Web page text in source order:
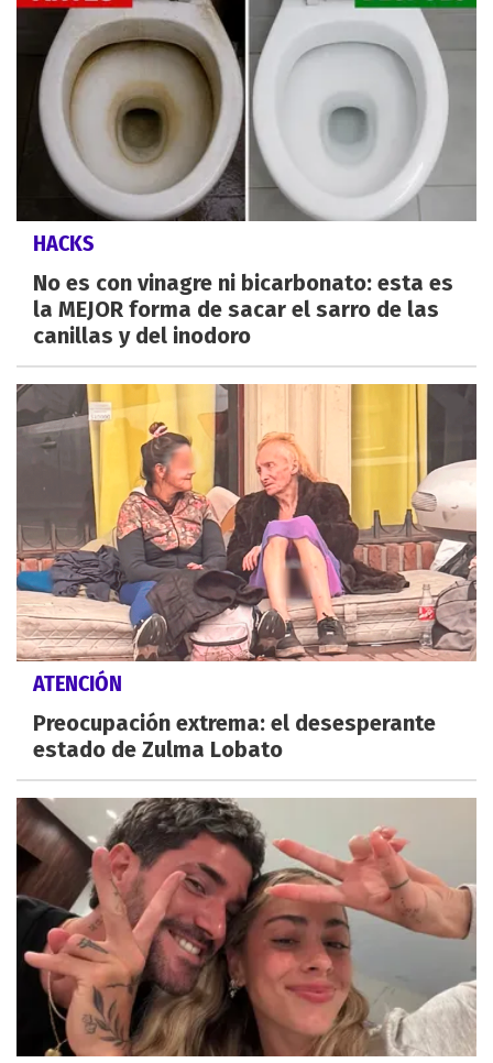
HACKS
No es con vinagre ni bicarbonato: esta es
la MEJOR forma de sacar el sarro de las
canillas y del inodoro
ATENCIÓN
Preocupación extrema: el desesperante
estado de Zulma Lobato